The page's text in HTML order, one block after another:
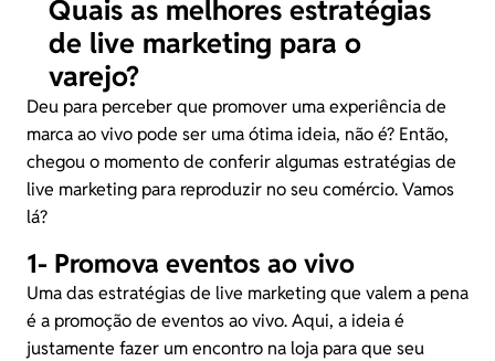
Quais as melhores estratégias
de live marketing para o
varejo?
Deu para perceber que promover uma experiência de
marca ao vivo pode ser uma ótima ideia, não é? Então,
chegou o momento de conferir algumas estratégias de
live marketing para reproduzir no seu comércio. Vamos
lá?
1- Promova eventos ao vivo
Uma das estratégias de live marketing que valem a pena
é a promoção de eventos ao vivo. Aqui, a ideia é
justamente fazer um encontro na loja para que seu